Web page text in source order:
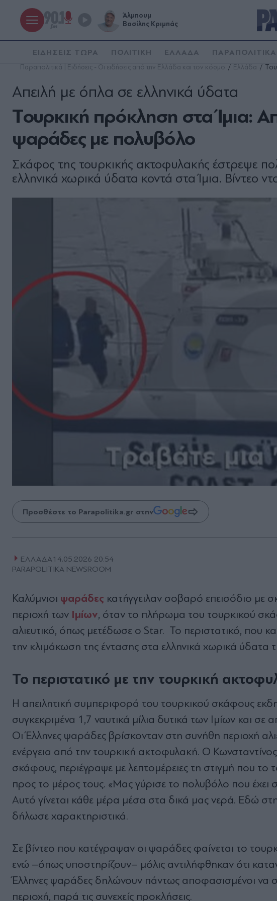
Άλμπουμ
Βασίλης Κριμπάς
ΕΙΔΗΣΕΙΣ ΤΩΡΑ ΠΟΛΙΤΙΚΗ ΕΛΛΑΔΑ ΠΑΡΑΠΟΛΙΤΙΚΑ
Παραπολιτικά | Ειδήσεις - Οι ειδήσεις από την Ελλάδα και τον κόσμο Ελλάδα
Tουρκική πρόκληση στα Ίμια:
ψαράδες με πολυβόλο
Απειλή με όπλα σε ελληνικά ύδατα
Σκάφος της τουρκικής ακτοφυλακής έστρεψε
ελληνικά χωρικά ύδατα κοντά στα Ίμια. Βίντεο
Προσθέστε το Parapolitika.gr στην
ΕΛΛΑΔΑ14.05.2026 20:54
PARAPOLITIKA NEWSROOM
Καλύμνιοι ψαράδες κατήγγειλαν σοβαρό επεισόδιο με
περιοχή των Ιμίων, όταν το πλήρωμα του τουρκικού
αλιευτικό, όπως μετέδωσε o Star. Το περιστατικό, που
την κλιμάκωση της έντασης στα ελληνικά χωρικά ύδατα
Το περιστατικό με την τουρκική
Η απειλητική συμπεριφορά του τουρκικού σκάφους
συγκεκριμένα 1,7 ναυτικά μίλια δυτικά των Ιμίων και
Οι Έλληνες ψαράδες βρίσκονταν στη συνήθη περιοχή
ενέργεια από την τουρκική ακτοφυλακή. Ο
σκάφους, περιέγραψε με λεπτομέρειες τη στιγμή που
προς το μέρος τους. «Μας γύρισε το πολυβόλο που
Αυτό γίνεται κάθε μέρα μέσα στα δικά μας νερά. Εδώ
δήλωσε χαρακτηριστικά.
Σε βίντεο που κατέγραψαν οι ψαράδες φαίνεται το
ενώ –όπως υποστηρίζουν– μόλις αντιλήφθηκαν ότι
Έλληνες ψαράδες δηλώνουν πάντως αποφασισμένοι να
περιοχή, παρά τις συνεχείς προκλήσεις.